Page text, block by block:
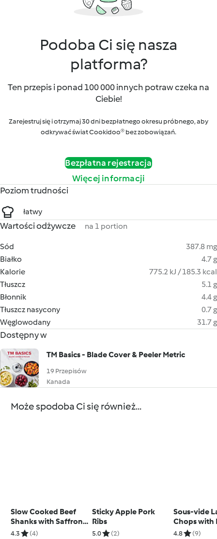
Podoba Ci się nasza
platforma?
Ten przepis i ponad 100 000 innych potraw czeka na
Ciebie!
Zarejestruj się i otrzymaj 30 dni bezpłatnego okresu próbnego, aby
odkrywać świat Cookidoo® bez zobowiązań.
Bezpłatna rejestracja
Więcej informacji
Poziom trudności
łatwy
Wartości odżywcze na 1 portion
Sód
387.8 mg
Białko
4.7 g
Kalorie
775.2 kJ / 185.3 kcal
Tłuszcz
5.1 g
Błonnik
4.4 g
Tłuszcz nasycony
0.7 g
Węglowodany
31.7 g
Dostępny w
TM Basics - Blade Cover & Peeler Metric
19 Przepisów
Kanada
Może spodoba Ci się również...
Slow Cooked Beef
Shanks with Saffron
Risotto
4.3 (4)
Sticky Apple Pork
Ribs
5.0 (2)
Sous-vide
Chops with
Sauce
4.8 (9)